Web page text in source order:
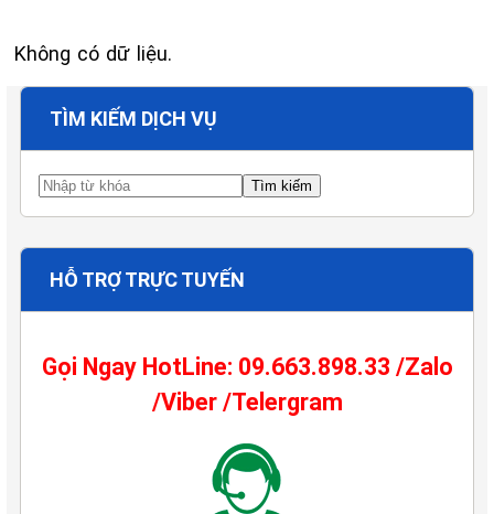
Không có dữ liệu.
TÌM KIẾM DỊCH VỤ
HỖ TRỢ TRỰC TUYẾN
Gọi Ngay HotLine: 09.663.898.33 /Zalo
/Viber /Telergram